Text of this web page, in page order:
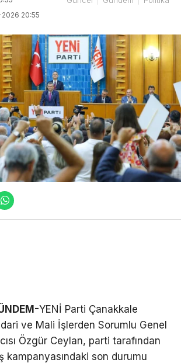
20:55
YENİ Parti Çanakkale
ve Mali İşlerden Sorumlu Genel
Özgür Ceylan, parti tarafından
kampanyasındaki son durumu